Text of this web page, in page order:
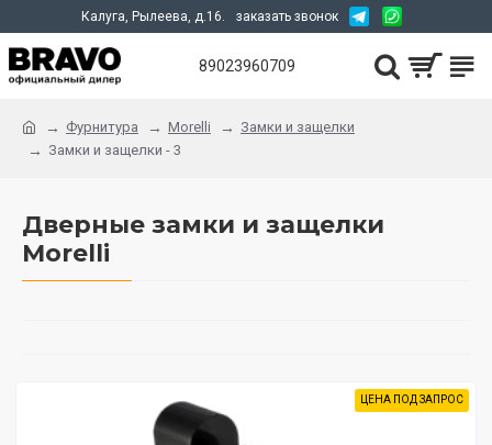
Калуга, Рылеева, д.16. заказать звонок
89023960709
Фурнитура Morelli
Замки и защелки
Замки и защелки - 3
Дверные замки и защелки
Morelli
ЦЕНА ПОД ЗАПРОС